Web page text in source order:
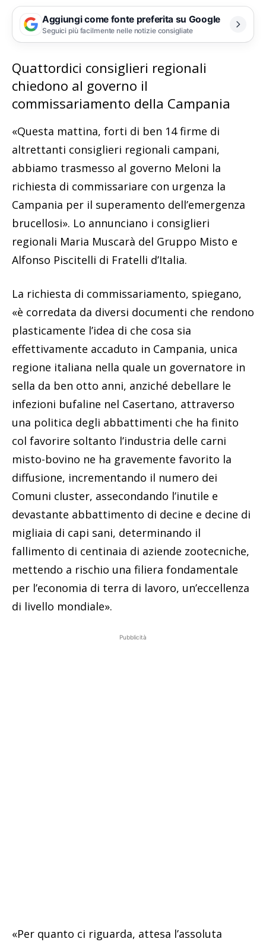
Aggiungi come fonte preferita su Google
Seguici più facilmente nelle notizie consigliate
Quattordici consiglieri regionali
chiedono al governo il
commissariamento della Campania
«Questa mattina, forti di ben 14 firme di
altrettanti consiglieri regionali campani,
abbiamo trasmesso al governo Meloni la
richiesta di commissariare con urgenza la
Campania per il superamento dell’emergenza
brucellosi». Lo annunciano i consiglieri
regionali Maria Muscarà del Gruppo Misto e
Alfonso Piscitelli di Fratelli d’Italia.
La richiesta di commissariamento, spiegano,
«è corredata da diversi documenti che rendono
plasticamente l’idea di che cosa sia
effettivamente accaduto in Campania, unica
regione italiana nella quale un governatore in
sella da ben otto anni, anziché debellare le
infezioni bufaline nel Casertano, attraverso
una politica degli abbattimenti che ha finito
col favorire soltanto l’industria delle carni
misto-bovino ne ha gravemente favorito la
diffusione, incrementando il numero dei
Comuni cluster, assecondando l’inutile e
devastante abbattimento di decine e decine di
migliaia di capi sani, determinando il
fallimento di centinaia di aziende zootecniche,
mettendo a rischio una filiera fondamentale
per l’economia di terra di lavoro, un’eccellenza
di livello mondiale».
Pubblicità
«Per quanto ci riguarda, attesa l’assoluta